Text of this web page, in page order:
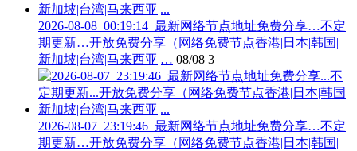
2026-08-08_00:19:14_最新网络节点地址免费分享…不定
期更新…开放免费分享（网络免费节点香港|日本|韩国|
新加坡|台湾|马来西亚|… 08/08 3
2026-08-07_23:19:46_最新网络节点地址免费分享…不定
期更新…开放免费分享（网络免费节点香港|日本|韩国|